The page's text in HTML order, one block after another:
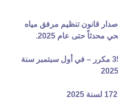
172 لسنة 2025 بإصدار قانون تنظيم مرفق مياه
حتى عام 2025.
الجريدة الرسمية – العدد 35 مكرر – في أول سبتمبر سنة
2025